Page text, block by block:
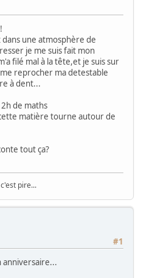
une atmosphère de
je me suis fait mon
filé mal à la tête,et je suis sur
reprocher ma detestable
à dent...
de maths
matière tourne autour de
tout ça?
pire...
#1
anniversaire...